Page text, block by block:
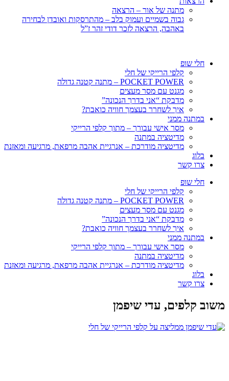
מתנה של אור – הרצאה
גבוה בשמיים ועמוק בלב – מהתרסקות ואובדן לבחירה
באהבה, הרצאה לזכר דודי זהר ז”ל
חלי שופ
קלפי הרייקי של חלי
POCKET POWER – מתנה קטנה גדולה
מגנט עם מסר מעצים
מדבקת “אני בדרך הנכונה”
איך לשחרר בעצמך חוויה כואבת?
במתנה ממני
מסר אישי עבורך – מתוך קלפי הרייקי
מדיטציה במתנה
מדיטציה מודרכת – אנרגיית אהבה מרפאת, מרגיעה ומאזנת
בלוג
צרו קשר
חלי שופ
קלפי הרייקי של חלי
POCKET POWER – מתנה קטנה גדולה
מגנט עם מסר מעצים
מדבקת “אני בדרך הנכונה”
איך לשחרר בעצמך חוויה כואבת?
במתנה ממני
מסר אישי עבורך – מתוך קלפי הרייקי
מדיטציה במתנה
מדיטציה מודרכת – אנרגיית אהבה מרפאת, מרגיעה ומאזנת
בלוג
צרו קשר
משוב קלפים, עדי שיפמן